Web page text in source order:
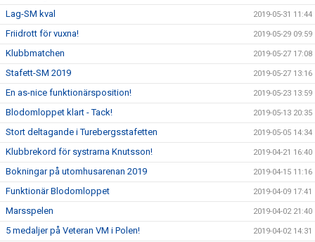
Lag-SM kval 2019-05-31 11:44
Friidrott för vuxna! 2019-05-29 09:59
Klubbmatchen 2019-05-27 17:08
Stafett-SM 2019 2019-05-27 13:16
En as-nice funktionärsposition! 2019-05-23 13:59
Blodomloppet klart - Tack! 2019-05-13 20:35
Stort deltagande i Turebergsstafetten 2019-05-05 14:34
Klubbrekord för systrarna Knutsson! 2019-04-21 16:40
Bokningar på utomhusarenan 2019 2019-04-15 11:16
Funktionär Blodomloppet 2019-04-09 17:41
Marsspelen 2019-04-02 21:40
5 medaljer på Veteran VM i Polen! 2019-04-02 14:31